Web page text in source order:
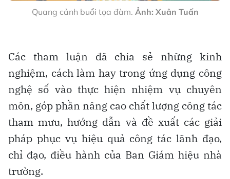
Quang cảnh buổi tọa đàm. Ảnh: Xuân Tuấn
Các tham luận đã chia sẻ những kinh
nghiệm, cách làm hay trong ứng dụng công
nghệ số vào thực hiện nhiệm vụ chuyên
môn, góp phần nâng cao chất lượng công tác
tham mưu, hướng dẫn và đề xuất các giải
pháp phục vụ hiệu quả công tác lãnh đạo,
chỉ đạo, điều hành của Ban Giám hiệu nhà
trường.